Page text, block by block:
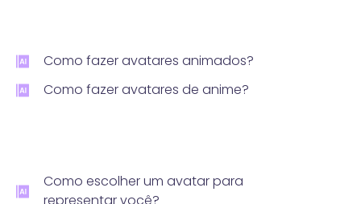
Como fazer avatares animados?
Como fazer avatares de anime?
Como escolher um avatar para